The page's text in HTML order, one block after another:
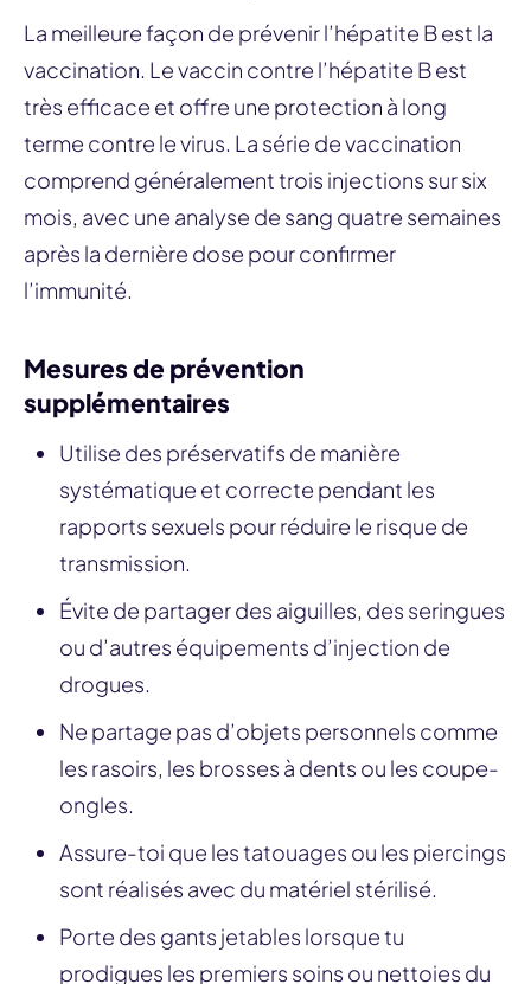
La meilleure façon de prévenir l’hépatite B est la
vaccination. Le vaccin contre l’hépatite B est
très efficace et offre une protection à long
terme contre le virus. La série de vaccination
comprend généralement trois injections sur six
mois, avec une analyse de sang quatre semaines
après la dernière dose pour confirmer
l’immunité.
Mesures de prévention
supplémentaires
Utilise des préservatifs de manière
systématique et correcte pendant les
rapports sexuels pour réduire le risque de
transmission.
Évite de partager des aiguilles, des seringues
ou d’autres équipements d’injection de
drogues.
Ne partage pas d’objets personnels comme
les rasoirs, les brosses à dents ou les coupe-
ongles.
Assure-toi que les tatouages ou les piercings
sont réalisés avec du matériel stérilisé.
Porte des gants jetables lorsque tu
prodigues les premiers soins ou nettoies du